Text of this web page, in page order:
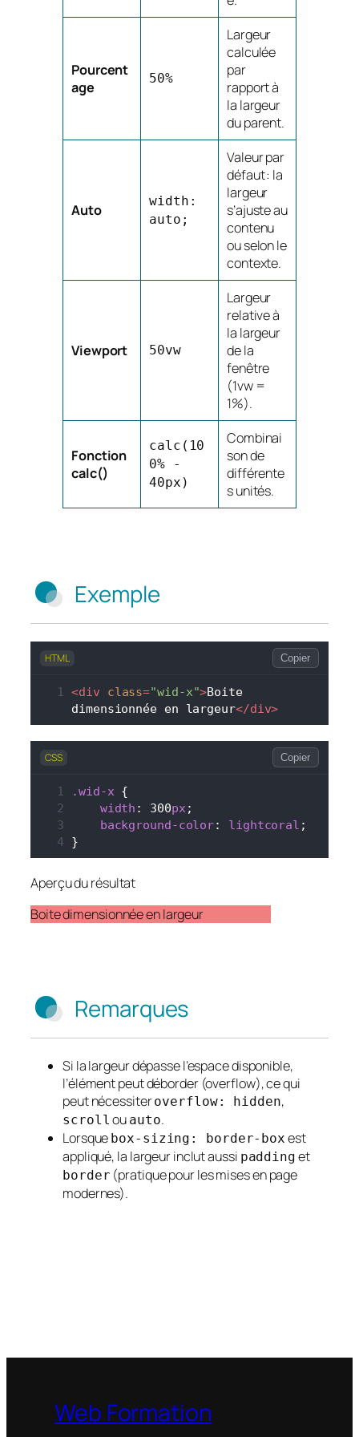
Pourcent
age
50%
Largeur
calculée
par
rapport à
la largeur
du parent.
Auto
width:
auto;
Valeur par
défaut : la
largeur
s’ajuste au
contenu
ou selon le
contexte.
Viewport 50vw
Largeur
relative à
la largeur
de la
fenêtre
(1vw =
1%).
Fonction
calc()
calc(10
0% -
40px)
Combinai
son de
différente
s unités.
Exemple
HTML Copier
<div class="wid-x">Boite
dimensionnée en largeur</div>
CSS Copier
.wid-x {
width : 300px ;
background-color: lightcoral ;
}
Aperçu du résultat
Boite dimensionnée en largeur
Remarques
Si la largeur dépasse l’espace disponible,
l’élément peut déborder (overflow), ce qui
peut nécessiteroverflow: hidden,
scroll ou auto.
Lorsque box-sizing: border-box est
appliqué, la largeur inclut aussi padding et
border (pratique pour les mises en page
modernes).
Web Formation